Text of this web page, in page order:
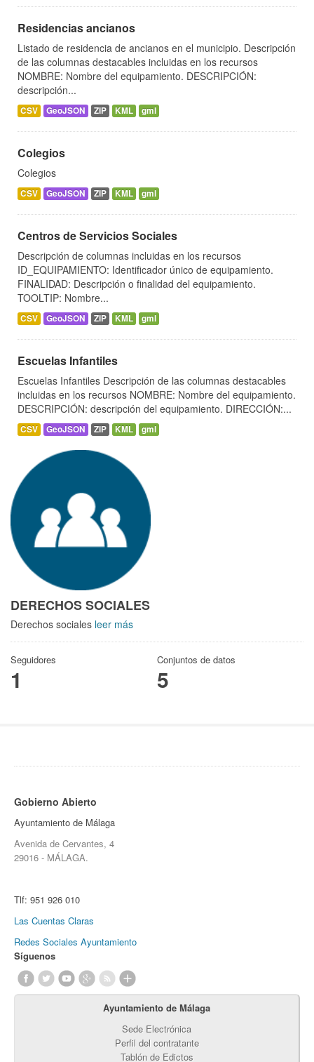
Residencias ancianos
Listado de residencia de ancianos en el municipio. Descripción
de las columnas destacables incluidas en los recursos
NOMBRE: Nombre del equipamiento. DESCRIPCIÓN:
descripción...
CSV GeoJSON ZIP KML gml
Colegios
Colegios
CSV GeoJSON ZIP KML gml
Centros de Servicios Sociales
Descripción de columnas incluidas en los recursos
ID_EQUIPAMIENTO: Identificador único de equipamiento.
FINALIDAD: Descripción o finalidad del equipamiento.
TOOLTIP: Nombre...
CSV GeoJSON ZIP KML gml
Escuelas Infantiles
Escuelas Infantiles Descripción de las columnas destacables
incluidas en los recursos NOMBRE: Nombre del equipamiento.
DESCRIPCIÓN: descripción del equipamiento. DIRECCIÓN:...
CSV GeoJSON ZIP KML gml
DERECHOS SOCIALES
Derechos sociales leer más
Seguidores
1
Conjuntos de datos
5
Gobierno Abierto
Ayuntamiento de Málaga
Avenida de Cervantes, 4
29016 - MÁLAGA.
Tlf: 951 926 010
Las Cuentas Claras
Redes Sociales Ayuntamiento
Síguenos
Ayuntamiento de Málaga
Sede Electrónica
Perfil del contratante
Tablón de Edictos